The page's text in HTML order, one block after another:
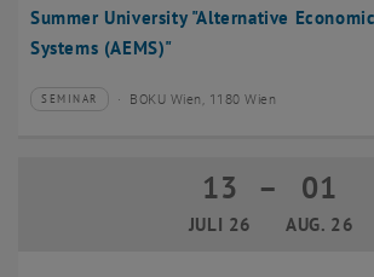
Summer University "Alternative
Systems (AEMS)"
Veranstaltungstyp:
SEMINAR
Veranstaltungsort:BOKU Wien, 1180 Wien
13
JULI 26
13 Juli 2026
– 01
AUG. 26